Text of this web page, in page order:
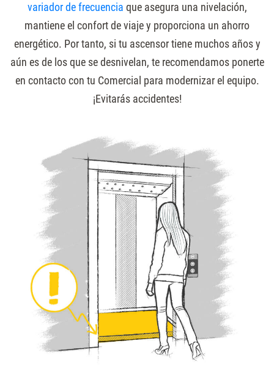
variador de frecuencia que asegura una nivelación,
mantiene el confort de viaje y proporciona un ahorro
energético. Por tanto, si tu ascensor tiene muchos años y
aún es de los que se desnivelan, te recomendamos ponerte
en contacto con tu Comercial para modernizar el equipo.
¡Evitarás accidentes!